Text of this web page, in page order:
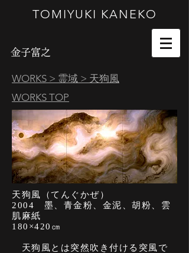
TOMIYUKI KANEKO
金子富之
WORKS > 霊域 > 天狗風
WORKS TOP
天狗風（てんぐかぜ）
2004 墨、青金粉、金泥、胡粉、雲
肌麻紙
180×420㎝
天狗風とは突然吹き付ける突風で